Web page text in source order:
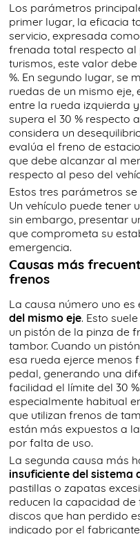
Los parámetros
primer lugar, la eficacia
servicio, expresada
frenada total respecto al
turismos, este valor
%. En segundo lugar, se
ruedas de un mismo eje,
entre la rueda izquierda
supera el 30 % respecto
considera un
evalúa el freno de
que debe alcanzar al
respecto al peso del
Estos tres parámetros
Un vehículo puede tener
sin embargo, presentar
que comprometa su
emergencia.
Causas más
frenos
La causa número uno es
del mismo eje. Esto
un pistón de la pinza de
tambor. Cuando un
esa rueda ejerce menos
pedal, generando una
facilidad el límite del 30
especialmente habitual
que utilizan frenos de
están más expuestos a
por falta de uso.
La segunda causa más
insuficiente del sistema
pastillas o zapatas
reducen la capacidad
discos que han perdido
indicado por el